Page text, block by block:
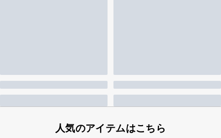
人気のアイテムはこちら